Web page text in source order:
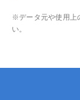
※データ元や使用上
い。